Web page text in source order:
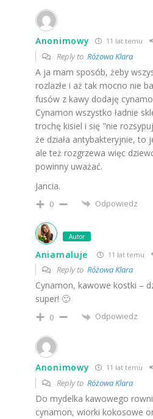
Anonimowy 11 lat temu
Reply to Różowa Klara
A ja mam sposób, żeby
rozlazłe i aż tak mocno nie
fusów z kawy dodaję
Cynamon wszystko ładnie
trochę kisiel i się "nie
że działa antybakteryjnie, to
ale też rozgrzewa więc
powinny uważać.
Jancia.
0 Odpowiedz
Autor
Aniamaluje 11 lat temu
Reply to Różowa Klara
Cynamon, kawowe kostki –
super! 🙂
0 Odpowiedz
Anonimowy 11 lat temu
Reply to Różowa Klara
Do mydelka kawowego
cynamon, wiorki kokosowe